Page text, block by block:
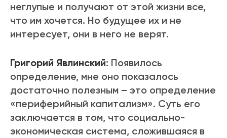
неглупые и получают от этой жизни все,
что им хочется. Но будущее их и не
интересует, они в него не верят.
Григорий Явлинский: Появилось
определение, мне оно показалось
достаточно полезным – это определение
«периферийный капитализм». Суть его
заключается в том, что социально-
экономическая система, сложившаяся в